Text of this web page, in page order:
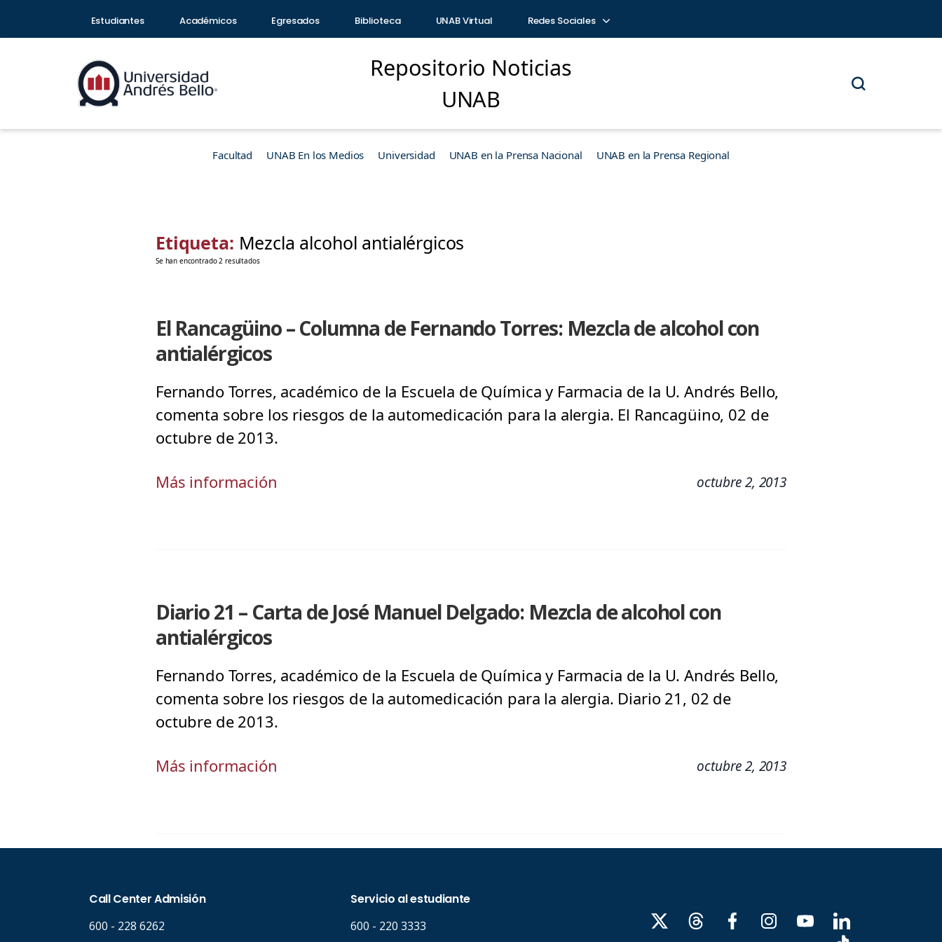
Estudiantes Académicos Egresados Biblioteca UNAB Virtual Redes Sociales
Repositorio Noticias
UNAB
Facultad UNAB En los Medios Universidad UNAB en la Prensa Nacional UNAB en la Prensa Regional
Etiqueta: Mezcla alcohol antialérgicos
Se han encontrado 2 resultados
El Rancagüino – Columna de Fernando Torres: Mezcla de alcohol con
antialérgicos
Fernando Torres, académico de la Escuela de Química y Farmacia de la U. Andrés Bello,
comenta sobre los riesgos de la automedicación para la alergia. El Rancagüino, 02 de
octubre de 2013.
Más información octubre 2, 2013
Diario 21 – Carta de José Manuel Delgado: Mezcla de alcohol con
antialérgicos
Fernando Torres, académico de la Escuela de Química y Farmacia de la U. Andrés Bello,
comenta sobre los riesgos de la automedicación para la alergia. Diario 21, 02 de
octubre de 2013.
Más información octubre 2, 2013